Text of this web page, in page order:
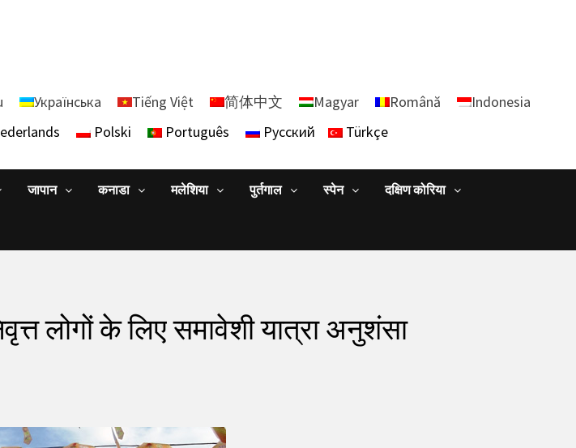
Українська Tiếng Việt 简体中文 Magyar Română
Indonesia
Polski Português Русский Türkçe
जापान कनाडा मलेशिया पुर्तगाल स्पेन दक्षिण कोरिया
लोगों के लिए समावेशी यात्रा अनुशंसा